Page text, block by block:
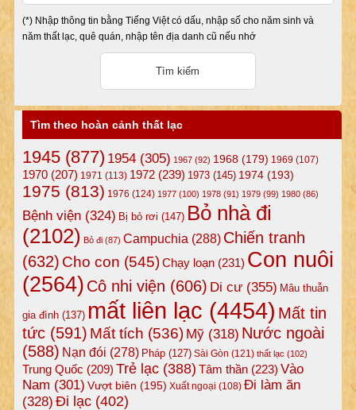
(*) Nhập thông tin bằng Tiếng Việt có dấu, nhập số cho năm sinh và
năm thất lạc, quê quán, nhập tên địa danh cũ nếu nhớ
Tìm theo hoàn cảnh thất lạc
1945(877) 1954(305) 1967(92) 1968(179) 1969 (107)
1970(207) 1971 (113) 1972(239) 1973(145) 1974(193)
1975 (813) 1976 (124) 1977(100) 1978(91) 1979(99) 1980(86)
Bệnh viện(324) Bị bỏ rơi (147) Bỏ nhà đi
(2102) Bỏ đi(87) Campuchia (288) Chiến tranh
(632) Cho con (545)Chạy loạn(231) Con nuôi
(2564) Cô nhi viện (606) Di cư(355) Mâu thuẫn
gia đình(137) mất liên lạc (4454) Mất tin
tức(591) Mất tích (536) Mỹ(318) Nước ngoài
(588) Nạn đói (278) Pháp(127) Sài Gòn (121) thất lạc (102)
Trung Quốc (209) Trẻ lạc(388) Tâm thần(223) Vào
Nam (301) Vượt biên (195) Xuất ngoại (108) Đi làm ăn
(328) Đi lạc(402)